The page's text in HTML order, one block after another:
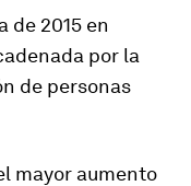
de 2015 en
por la
de personas
mayor aumento